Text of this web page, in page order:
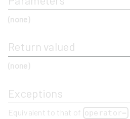
(none)
Return valued
(none)
Exceptions
Equivalent to that of operator=